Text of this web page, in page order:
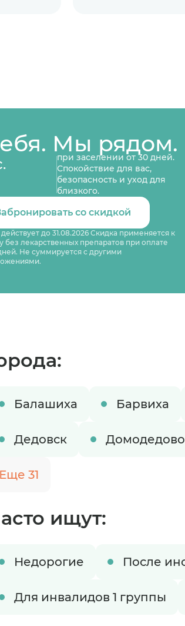
Мы рядом.
при заселении от 30 дней.
Спокойствие для вас,
безопасность и уход для
близкого.
со скидкой
до 31.08.2026 Скидка применяется к
без лекарственных препаратов при оплате
Не суммируется с другими
Балашиха Барвиха
Дедовск Домодедово
Еще 31
ищут:
Недорогие После
Для инвалидов 1 группы
время